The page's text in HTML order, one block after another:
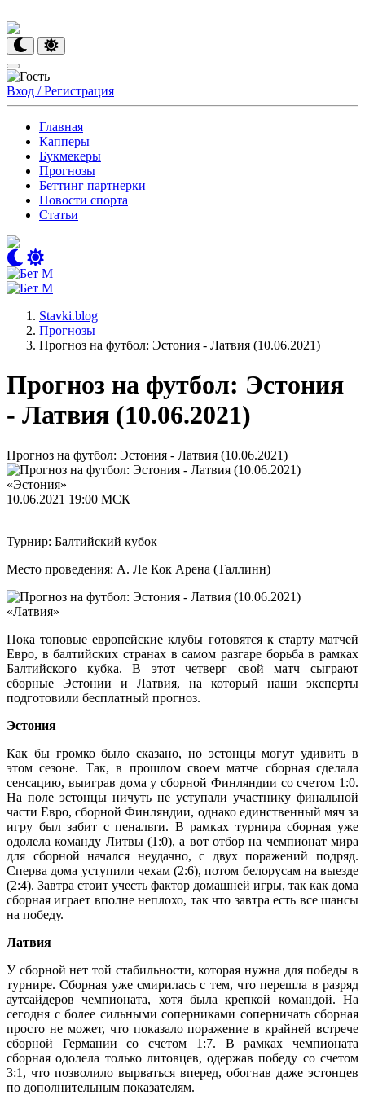
Вход / Регистрация
Главная
Капперы
Букмекеры
Прогнозы
Беттинг партнерки
Новости спорта
Статьи
Stavki.blog
Прогнозы
Прогноз на футбол: Эстония - Латвия (10.06.2021)
Прогноз на футбол: Эстония
- Латвия (10.06.2021)
Прогноз на футбол: Эстония - Латвия (10.06.2021)
«Эстония»
10.06.2021 19:00 МСК
Турнир: Балтийский кубок
Место проведения: А. Ле Кок Арена (Таллинн)
«Латвия»
Пока топовые европейские клубы готовятся к старту матчей
Евро, в балтийских странах в самом разгаре борьба в рамках
Балтийского кубка. В этот четверг свой матч сыграют
сборные Эстонии и Латвия, на который наши эксперты
подготовили бесплатный прогноз.
Эстония
Как бы громко было сказано, но эстонцы могут удивить в
этом сезоне. Так, в прошлом своем матче сборная сделала
сенсацию, выиграв дома у сборной Финляндии со счетом 1:0.
На поле эстонцы ничуть не уступали участнику финальной
части Евро, сборной Финляндии, однако единственный мяч за
игру был забит с пенальти. В рамках турнира сборная уже
одолела команду Литвы (1:0), а вот отбор на чемпионат мира
для сборной начался неудачно, с двух поражений подряд.
Сперва дома уступили чехам (2:6), потом белорусам на выезде
(2:4). Завтра стоит учесть фактор домашней игры, так как дома
сборная играет вполне неплохо, так что завтра есть все шансы
на победу.
Латвия
У сборной нет той стабильности, которая нужна для победы в
турнире. Сборная уже смирилась с тем, что перешла в разряд
аутсайдеров чемпионата, хотя была крепкой командой. На
сегодня с более сильными соперниками соперничать сборная
просто не может, что показало поражение в крайней встрече
сборной Германии со счетом 1:7. В рамках чемпионата
сборная одолела только литовцев, одержав победу со счетом
3:1, что позволило вырваться вперед, обогнав даже эстонцев
по дополнительным показателям.